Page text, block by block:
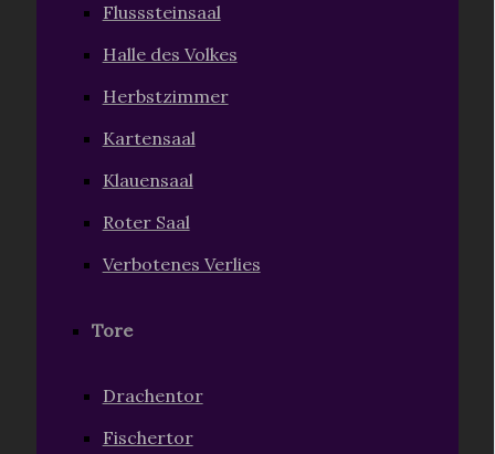
Flusssteinsaal
Halle des Volkes
Herbstzimmer
Kartensaal
Klauensaal
Roter Saal
Verbotenes Verlies
Tore
Drachentor
Fischertor